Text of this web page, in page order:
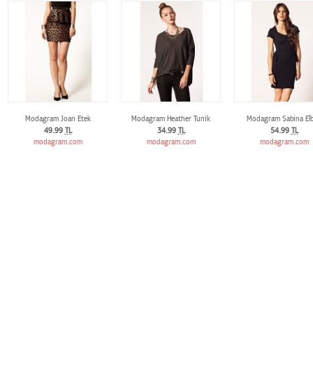
Modagram Joan Etek
49.99 TL
modagram.com
Modagram Heather Tunik
34.99 TL
modagram.com
Modagram Sabina
54.99 TL
modagram.com